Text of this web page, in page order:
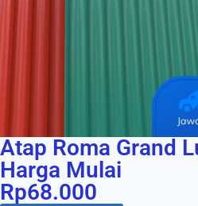
Atap Roma Grand
Harga Mulai
Rp68.000